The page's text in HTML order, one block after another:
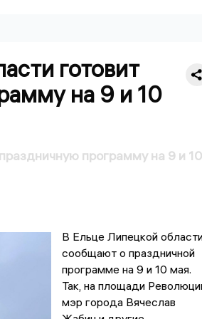
готовит
на 9 и 10
программу на 9 и 10
В Ельце Липецкой
сообщают о праздничной
программе на 9 и 10 мая.
Так, на площади
мэр города Вячеслав